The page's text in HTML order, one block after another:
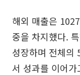
해외 매출은
중을 차지했다.
성장하며 전체의
서 성과를 이어가